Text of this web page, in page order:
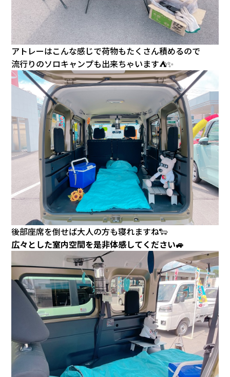
アトレーはこんな感じで荷物もたくさん積めるので
流行りのソロキャンプも出来ちゃいます⛺✨
後部座席を倒せば大人の方も寝れますね🐑
広々とした室内空間を是非体感してください🚙